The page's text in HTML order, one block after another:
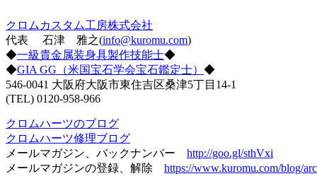
クロムカスタム工房株式会社
代表 石津 雅之(info@kuromu.com)
◆一級貴金属装身具製作技能士◆
◆GIA GG（米国宝石学会宝石鑑定士） ◆
546-0041 大阪府大阪市東住吉区桑津5丁目14-1
(TEL) 0120-958-966
クロムハーツのブログ
クロムハーツ修理ブログ
メールマガジン、バックナンバー http://goo.gl/sthVxi
メールマガジンの登録、解除 https://www.kuromu.com/blog/